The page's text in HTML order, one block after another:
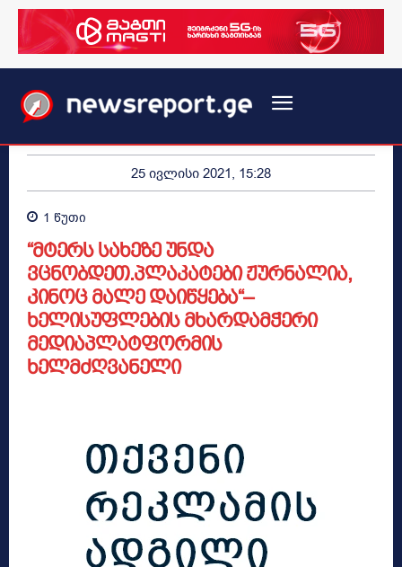
25 ივლისი 2021, 15:28
1 წუთი
“მტერს სახეზე უნდა
ვცნობდეთ.პლაკატები ჟურნალია,
კინოც მალე დაიწყება“–
ხელისუფლების მხარდამჭერი
მედიაპლატფორმის
ხელმძღვანელი